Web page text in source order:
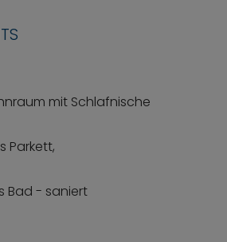
mit Schlafnische
Parkett,
Bad - saniert